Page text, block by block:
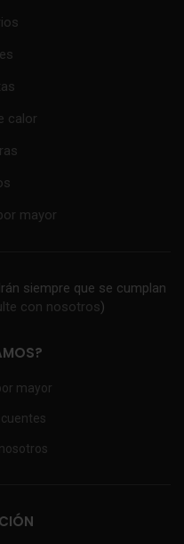
calor
mayor
siempre que se cumplan
con nosotros)
mayor